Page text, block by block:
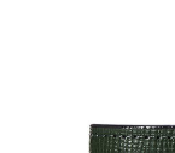
Golden Bear